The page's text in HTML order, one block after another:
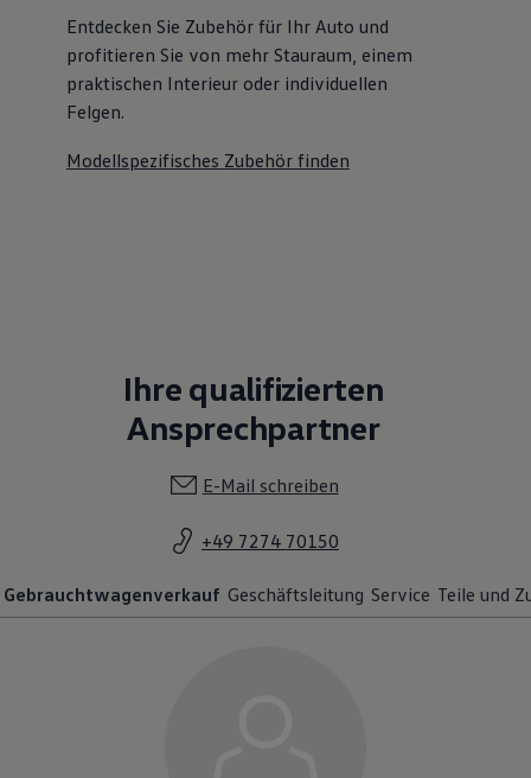
Entdecken Sie Zubehör für Ihr Auto und
profitieren Sie von mehr Stauraum, einem
praktischen Interieur oder individuellen
Felgen.
Modellspezifisches Zubehör finden
Ihre qualifizierten
Ansprechpartner
E-Mail schreiben
+49 7274 70150
Gebrauchtwagenverkauf Geschäftsleitung Service Teile und